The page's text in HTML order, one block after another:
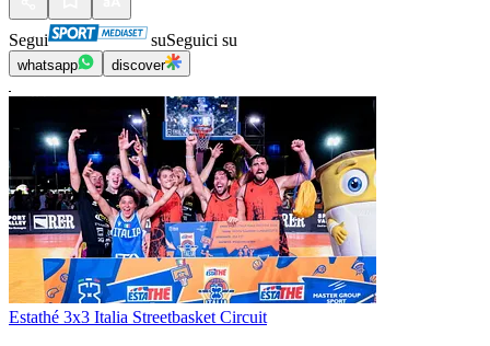
Segui suSeguici su
whatsapp discover
Estathé 3x3 Italia Streetbasket Circuit